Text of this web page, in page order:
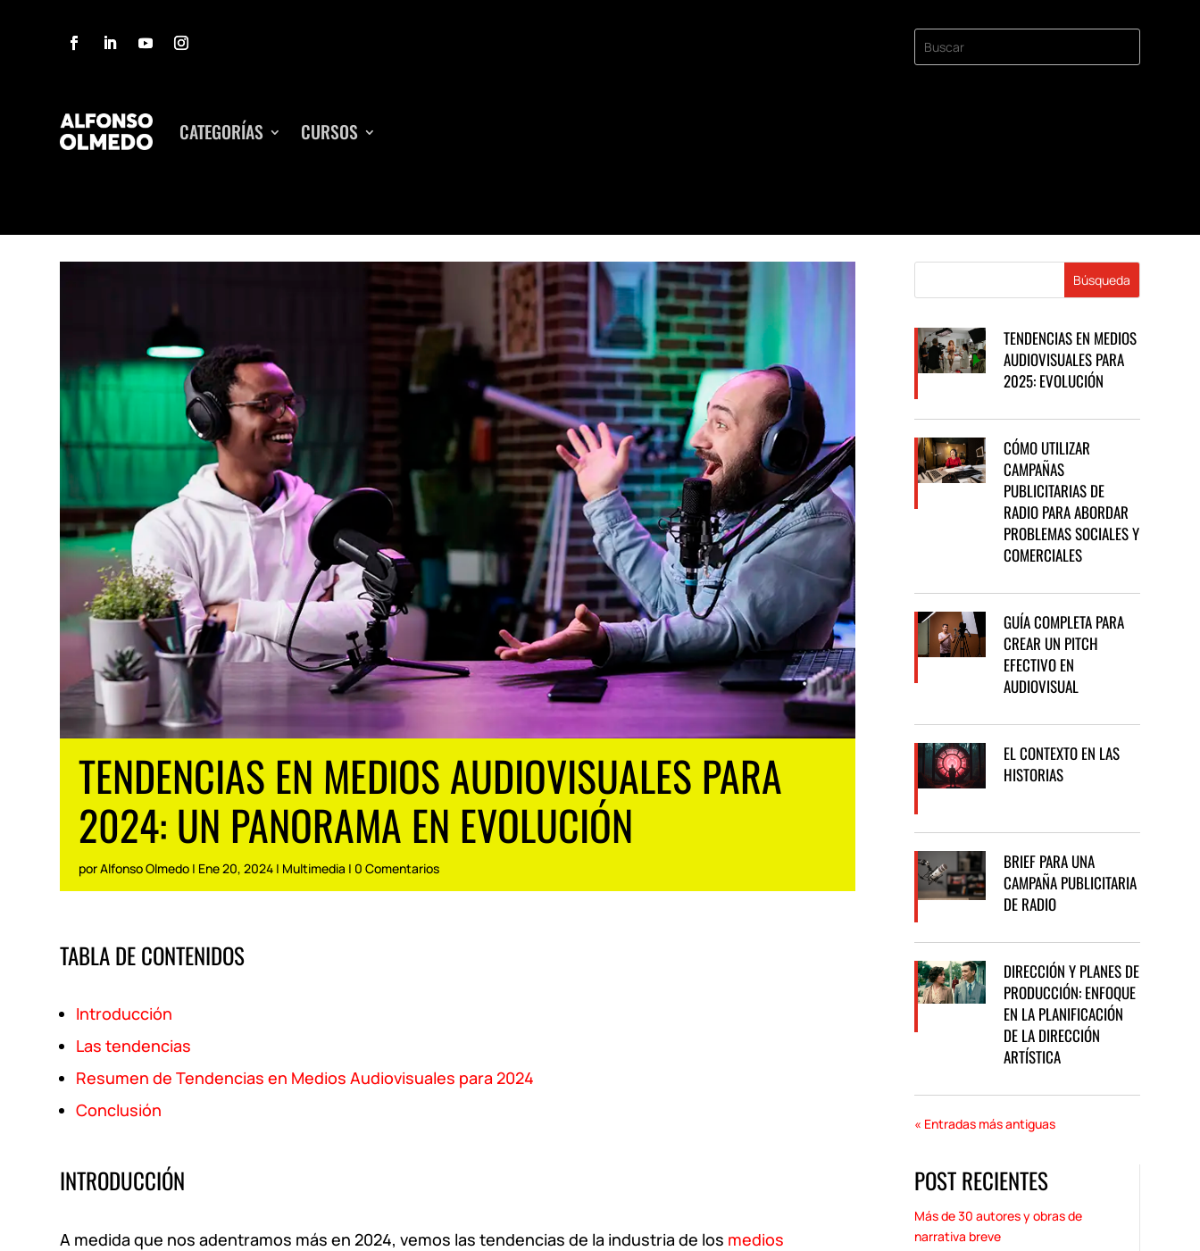
CATEGORÍAS CURSOS
TENDENCIAS EN MEDIOS AUDIOVISUALES PARA
2024: UN PANORAMA EN EVOLUCIÓN
porAlfonso Olmedo | Ene 20, 2024 | Multimedia | 0 Comentarios
TABLA DE CONTENIDOS
Introducción
Las tendencias
Resumen de Tendencias en Medios Audiovisuales para 2024
Conclusión
INTRODUCCIÓN
A medida que nos adentramos más en 2024, vemos las tendencias de la industria de los medios
TENDENCIAS EN MEDIOS
AUDIOVISUALES PARA
2025: EVOLUCIÓN
CÓMO UTILIZAR
CAMPAÑAS
PUBLICITARIAS DE
RADIO PARA ABORDAR
PROBLEMAS SOCIALES Y
COMERCIALES
GUÍA COMPLETA PARA
CREAR UN PITCH
EFECTIVO EN
AUDIOVISUAL
EL CONTEXTO EN LAS
HISTORIAS
BRIEF PARA UNA
CAMPAÑA PUBLICITARIA
DE RADIO
DIRECCIÓN Y PLANES DE
PRODUCCIÓN: ENFOQUE
EN LA PLANIFICACIÓN
DE LA DIRECCIÓN
ARTÍSTICA
« Entradas más antiguas
POST RECIENTES
Más de 30 autores y obras de
narrativa breve